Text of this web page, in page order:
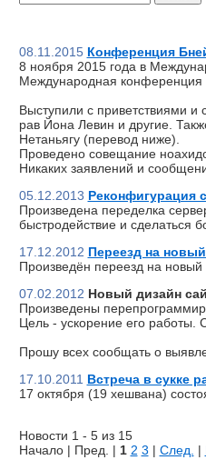
08.11.2015 Конференция
8 ноября 2015 года в
Международная конференция
Выступили с приветствиями
рав Йона Левин и другие.
Нетаньягу (перевод ниже).
Проведено совещание
Никаких заявлений и
05.12.2013 Реконфигурация
Произведена переделка
быстродействие и сделаться
17.12.2012 Переезд на
Произведён переезд на новый
07.02.2012 Новый дизайн
Произведены
Цель - ускорение его работы.
Прошу всех сообщать о
17.10.2011 Встреча в сукке
17 октября (19 хешвана)
Новости 1 - 5 из 15
Начало | Пред. | 1 2 3 | След. |